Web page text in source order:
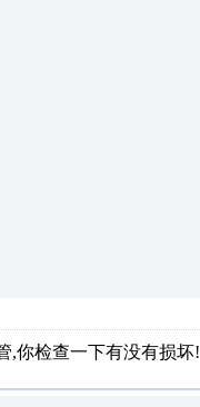
,你检查一下有没有损坏!